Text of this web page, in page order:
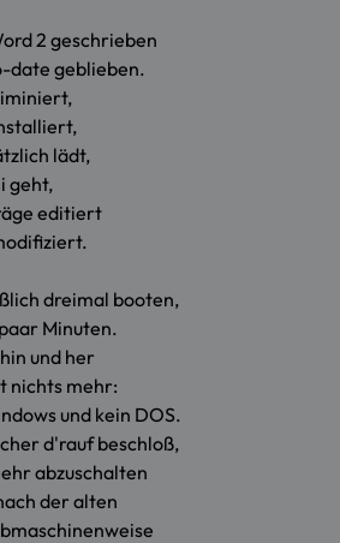
2 geschrieben
date geblieben.
lädt,
geht,
editiert
dreimal booten,
Minuten.
und her
nichts mehr:
und kein DOS.
d'rauf beschloß,
abzuschalten
der alten